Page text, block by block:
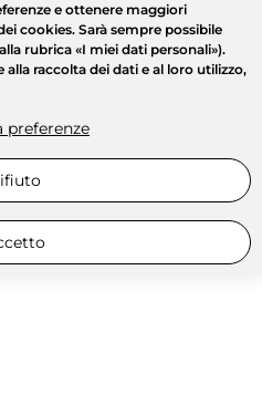
e ottenere maggiori
cookies. Sarà sempre possibile
rubrica «I miei dati personali»).
raccolta dei dati e al loro utilizzo,
preferenze